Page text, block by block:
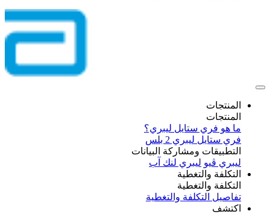
المنتجات
المنتجات
ما هو فري ستايل ليبري؟
فري ستايل ليبري 2 بلس​
التطبيقات ومشاركة البيانات
ليبري ڤيو ليبري لنك آب
التكلفة والتغطية
التكلفة والتغطية
تفاصيل التكلفة والتغطية
اكتشف​